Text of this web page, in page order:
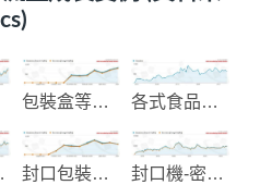
包裝盒等用品彩色印刷 各式食品包裝機械
料 封口包裝機械 封口機-密封機